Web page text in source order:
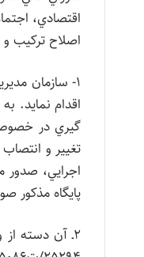
اقتصادي،
اصلاح ترکيب
اقدام نمايد.
گيري در خصوص
تغيير و
اجرايي،
پايگاه مذکور
2ـ آن دسته